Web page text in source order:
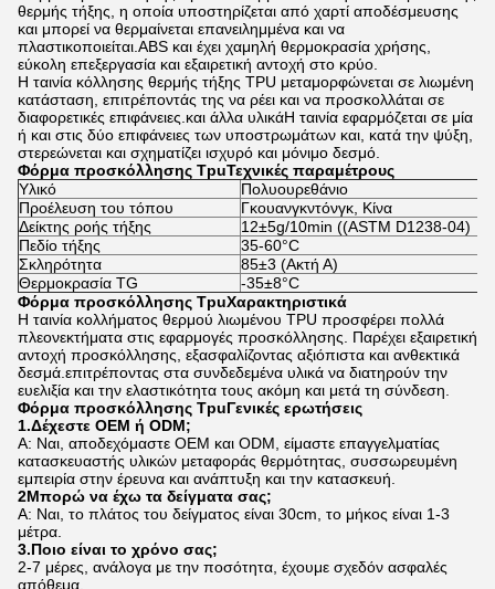
θερμής τήξης, η οποία υποστηρίζεται από χαρτί αποδέσμευσης
και μπορεί να θερμαίνεται επανειλημμένα και να
πλαστικοποιείται.ABS και έχει χαμηλή θερμοκρασία χρήσης,
εύκολη επεξεργασία και εξαιρετική αντοχή στο κρύο.
Η ταινία κόλλησης θερμής τήξης TPU μεταμορφώνεται σε λιωμένη
κατάσταση, επιτρέποντάς της να ρέει και να προσκολλάται σε
διαφορετικές επιφάνειες.και άλλα υλικάΗ ταινία εφαρμόζεται σε μία
ή και στις δύο επιφάνειες των υποστρωμάτων και, κατά την ψύξη,
στερεώνεται και σχηματίζει ισχυρό και μόνιμο δεσμό.
Φόρμα προσκόλλησης TpuΤεχνικές παραμέτρους
Υλικό
Πολυουρεθάνιο
Προέλευση του τόπου
Γκουανγκντόνγκ, Κίνα
Δείκτης ροής τήξης
12±5g/10min ((ASTM D1238-04)
Πεδίο τήξης
35-60°C
Σκληρότητα
85±3 (Ακτή Α)
Θερμοκρασία TG
-35±8°C
Φόρμα προσκόλλησης TpuΧαρακτηριστικά
Η ταινία κολλήματος θερμού λιωμένου TPU προσφέρει πολλά
πλεονεκτήματα στις εφαρμογές προσκόλλησης. Παρέχει εξαιρετική
αντοχή προσκόλλησης, εξασφαλίζοντας αξιόπιστα και ανθεκτικά
δεσμά.επιτρέποντας στα συνδεδεμένα υλικά να διατηρούν την
ευελιξία και την ελαστικότητα τους ακόμη και μετά τη σύνδεση.
Φόρμα προσκόλλησης TpuΓενικές ερωτήσεις
1.Δέχεστε OEM ή ODM;
Α: Ναι, αποδεχόμαστε OEM και ODM, είμαστε επαγγελματίας
κατασκευαστής υλικών μεταφοράς θερμότητας, συσσωρευμένη
εμπειρία στην έρευνα και ανάπτυξη και την κατασκευή.
2Μπορώ να έχω τα δείγματα σας;
Α: Ναι, το πλάτος του δείγματος είναι 30cm, το μήκος είναι 1-3
μέτρα.
3.Ποιο είναι το χρόνο σας;
2-7 μέρες, ανάλογα με την ποσότητα, έχουμε σχεδόν ασφαλές
απόθεμα.